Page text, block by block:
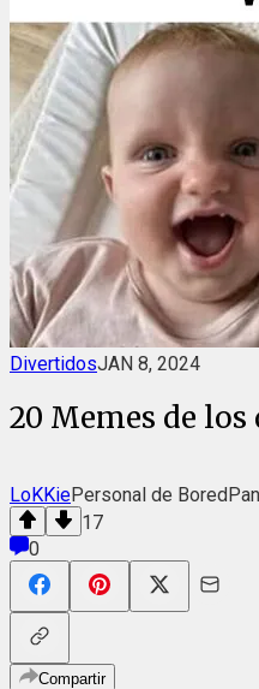
DivertidosJAN 8, 2024
20 Memes de
LoKKiePersonal de
17
0
Compartir